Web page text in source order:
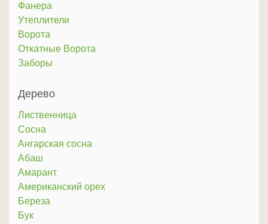
Фанера
Утеплители
Ворота
Откатные Ворота
Заборы
Дерево
Лиственница
Сосна
Ангарская сосна
Абаш
Амарант
Американский орех
Береза
Бук